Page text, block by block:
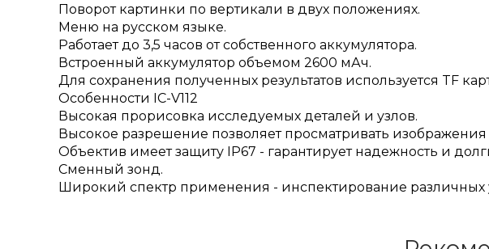
Поворот картинки по вертикали в двух положениях.
Меню на русском языке.
Работает до 3,5 часов от собственного аккумулятора.
Встроенный аккумулятор объемом 2600 мАч.
Для сохранения полученных результатов используется TF
Особенности IC-V112
Высокая прорисовка исследуемых деталей и узлов.
Высокое разрешение позволяет просматривать
Объектив имеет защиту IP67 - гарантирует надежность и
Сменный зонд.
Широкий спектр применения - инспектирование различных